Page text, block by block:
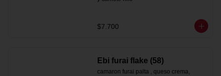
$7.700
Ebi furai flake (58)
camaron furai palta , queso crema,